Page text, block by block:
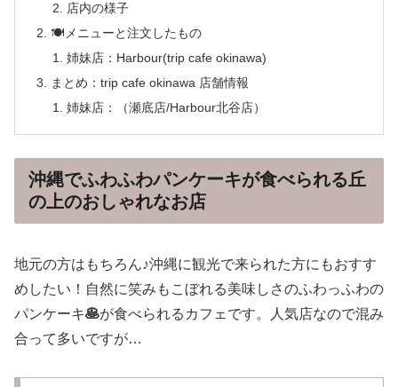
店内の様子
🍽メニューと注文したもの
姉妹店：Harbour(trip cafe okinawa)
まとめ：trip cafe okinawa 店舗情報
姉妹店：（瀬底店/Harbour北谷店）
沖縄でふわふわパンケーキが食べられる丘
の上のおしゃれなお店
地元の方はもちろん♪沖縄に観光で来られた方にもおすす
めしたい！自然に笑みもこぼれる美味しさのふわっふわの
パンケーキ🥞が食べられるカフェです。人気店なので混み
合って多いですが…